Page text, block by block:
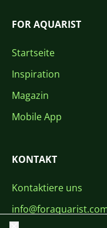
FOR AQUARIST
Startseite
Inspiration
Magazin
Mobile App
KONTAKT
Kontaktiere uns